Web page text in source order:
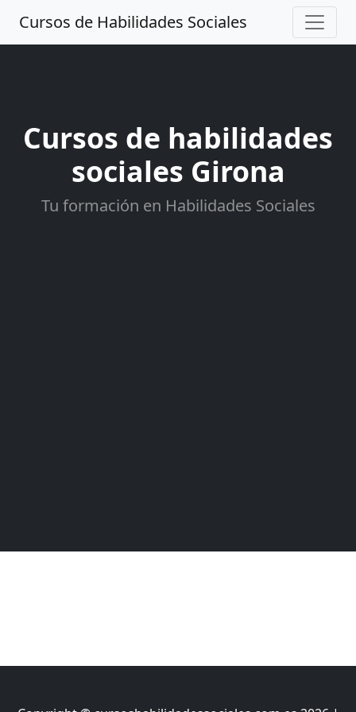
Cursos de Habilidades Sociales
Cursos de habilidades
sociales Girona
Tu formación en Habilidades Sociales